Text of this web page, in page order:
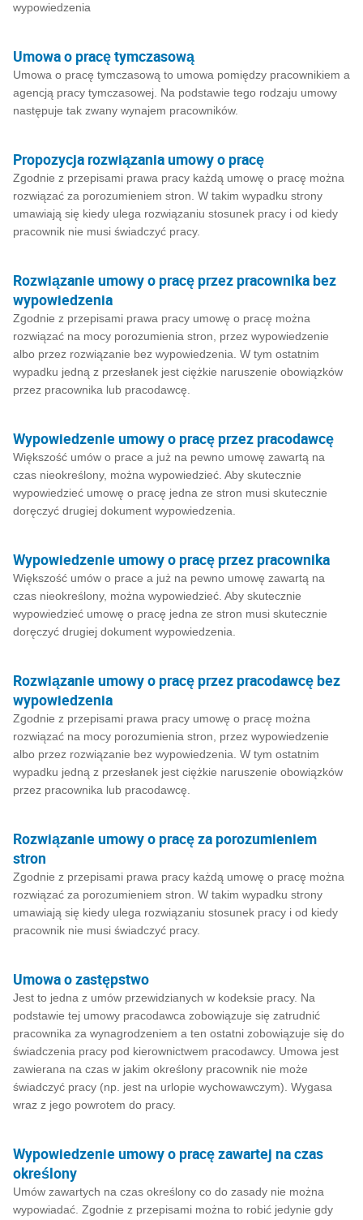
wypowiedzenia
Umowa o pracę tymczasową
Umowa o pracę tymczasową to umowa pomiędzy pracownikiem a
agencją pracy tymczasowej. Na podstawie tego rodzaju umowy
następuje tak zwany wynajem pracowników.
Propozycja rozwiązania umowy o pracę
Zgodnie z przepisami prawa pracy każdą umowę o pracę można
rozwiązać za porozumieniem stron. W takim wypadku strony
umawiają się kiedy ulega rozwiązaniu stosunek pracy i od kiedy
pracownik nie musi świadczyć pracy.
Rozwiązanie umowy o pracę przez pracownika bez
wypowiedzenia
Zgodnie z przepisami prawa pracy umowę o pracę można
rozwiązać na mocy porozumienia stron, przez wypowiedzenie
albo przez rozwiązanie bez wypowiedzenia. W tym ostatnim
wypadku jedną z przesłanek jest ciężkie naruszenie obowiązków
przez pracownika lub pracodawcę.
Wypowiedzenie umowy o pracę przez pracodawcę
Większość umów o prace a już na pewno umowę zawartą na
czas nieokreślony, można wypowiedzieć. Aby skutecznie
wypowiedzieć umowę o pracę jedna ze stron musi skutecznie
doręczyć drugiej dokument wypowiedzenia.
Wypowiedzenie umowy o pracę przez pracownika
Większość umów o prace a już na pewno umowę zawartą na
czas nieokreślony, można wypowiedzieć. Aby skutecznie
wypowiedzieć umowę o pracę jedna ze stron musi skutecznie
doręczyć drugiej dokument wypowiedzenia.
Rozwiązanie umowy o pracę przez pracodawcę bez
wypowiedzenia
Zgodnie z przepisami prawa pracy umowę o pracę można
rozwiązać na mocy porozumienia stron, przez wypowiedzenie
albo przez rozwiązanie bez wypowiedzenia. W tym ostatnim
wypadku jedną z przesłanek jest ciężkie naruszenie obowiązków
przez pracownika lub pracodawcę.
Rozwiązanie umowy o pracę za porozumieniem
stron
Zgodnie z przepisami prawa pracy każdą umowę o pracę można
rozwiązać za porozumieniem stron. W takim wypadku strony
umawiają się kiedy ulega rozwiązaniu stosunek pracy i od kiedy
pracownik nie musi świadczyć pracy.
Umowa o zastępstwo
Jest to jedna z umów przewidzianych w kodeksie pracy. Na
podstawie tej umowy pracodawca zobowiązuje się zatrudnić
pracownika za wynagrodzeniem a ten ostatni zobowiązuje się do
świadczenia pracy pod kierownictwem pracodawcy. Umowa jest
zawierana na czas w jakim określony pracownik nie może
świadczyć pracy (np. jest na urlopie wychowawczym). Wygasa
wraz z jego powrotem do pracy.
Wypowiedzenie umowy o pracę zawartej na czas
określony
Umów zawartych na czas określony co do zasady nie można
wypowiadać. Zgodnie z przepisami można to robić jedynie gdy